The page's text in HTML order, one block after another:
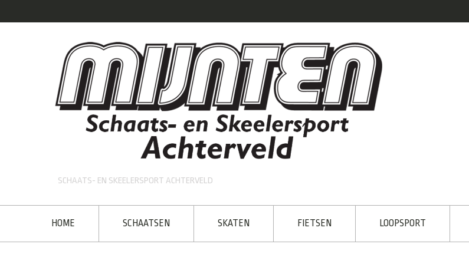
SCHAATS- EN SKEELERSPORT ACHTERVELD
HOME SCHAATSEN SKATEN FIETSEN LOOPSPORT